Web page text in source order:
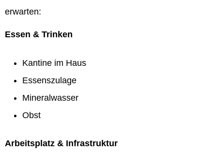
erwarten:
Essen & Trinken
Kantine im Haus
Essenszulage
Mineralwasser
Obst
Arbeitsplatz & Infrastruktur